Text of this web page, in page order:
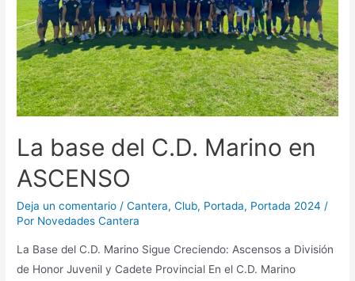
La base del C.D. Marino en
ASCENSO
Deja un comentario /Cantera,Club, Portada, Portada 2024 /
Por Novedades Cantera
La Base del C.D. Marino Sigue Creciendo: Ascensos a División
de Honor Juvenil y Cadete Provincial En el C.D. Marino